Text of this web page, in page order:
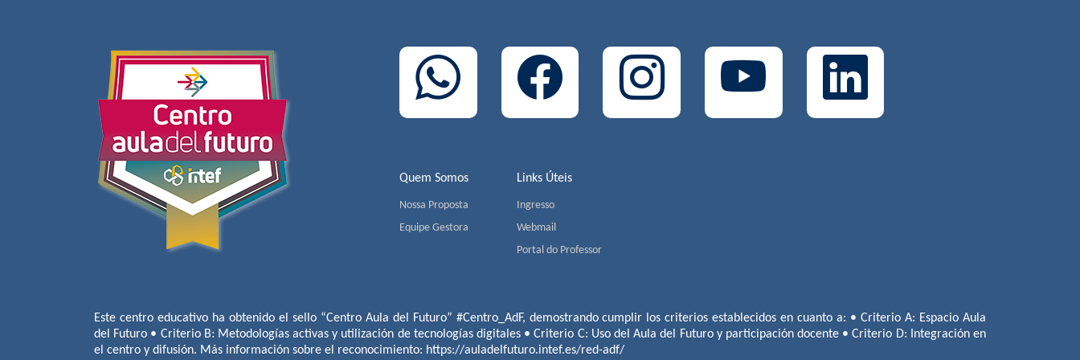
Quem Somos
Nossa Proposta
Equipe Gestora
Links Úteis
Ingresso
Webmail
Portal do Professor
Este centro educativo ha obtenido el sello “Centro Aula del Futuro” #Centro_AdF, demostrando cumplir los criterios establecidos en cuanto a: • Criterio A: Espacio Aula
del Futuro • Criterio B: Metodologías activas y utilización de tecnologías digitales • Criterio C: Uso del Aula del Futuro y participación docente • Criterio D: Integración en
el centro y difusión. Más información sobre el reconocimiento: https://auladelfuturo.intef.es/red-adf/